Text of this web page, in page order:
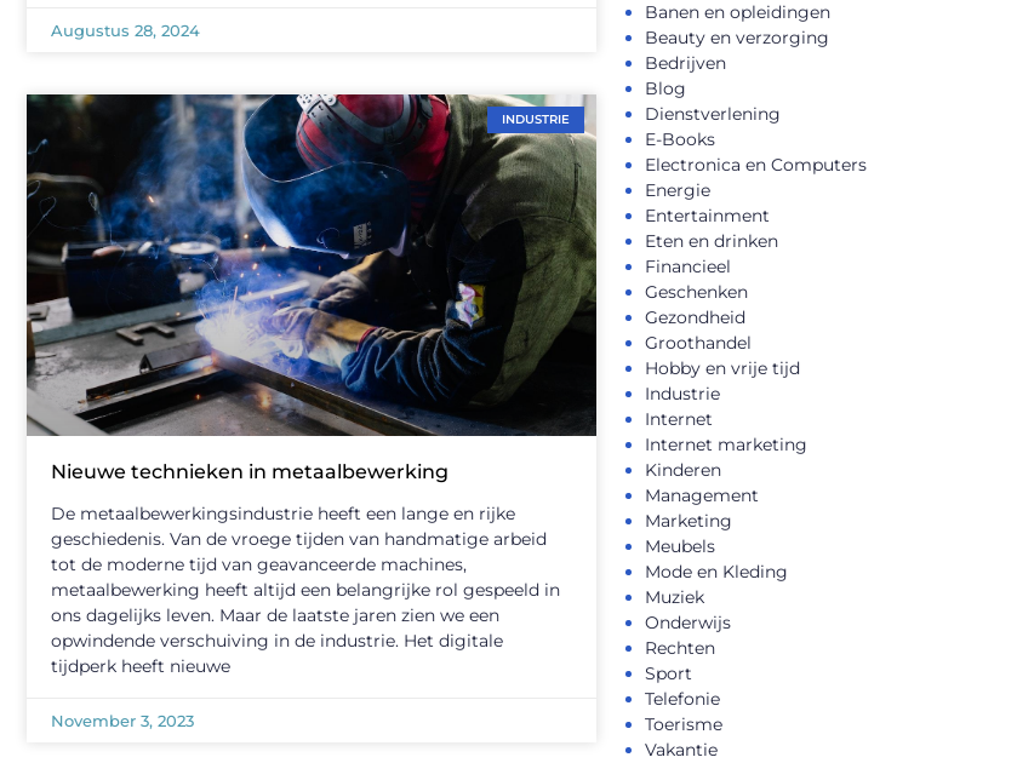
Banen en opleidingen
Beauty en verzorging
Bedrijven
Blog
Dienstverlening
E-Books
Electronica en Computers
Energie
Entertainment
Eten en drinken
Financieel
Geschenken
Gezondheid
Groothandel
Hobby en vrije tijd
Industrie
Internet
Internet marketing
Kinderen
Management
Marketing
Meubels
Mode en Kleding
Muziek
Onderwijs
Rechten
Sport
Telefonie
Toerisme
Vakantie
Augustus 28, 2024
INDUSTRIE
Nieuwe technieken in metaalbewerking
De metaalbewerkingsindustrie heeft een lange en rijke
geschiedenis. Van de vroege tijden van handmatige arbeid
tot de moderne tijd van geavanceerde machines,
metaalbewerking heeft altijd een belangrijke rol gespeeld in
ons dagelijks leven. Maar de laatste jaren zien we een
opwindende verschuiving in de industrie. Het digitale
tijdperk heeft nieuwe
November 3, 2023